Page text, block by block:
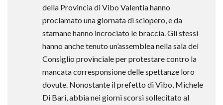
della Provincia di Vibo Valentia hanno
proclamato una giornata di sciopero, e da
stamane hanno incrociato le braccia. Gli stessi
hanno anche tenuto un’assemblea nella sala del
Consiglio provinciale per protestare contro la
mancata corresponsione delle spettanze loro
dovute. Nonostante il prefetto di Vibo, Michele
Di Bari, abbia nei giorni scorsi sollecitato al